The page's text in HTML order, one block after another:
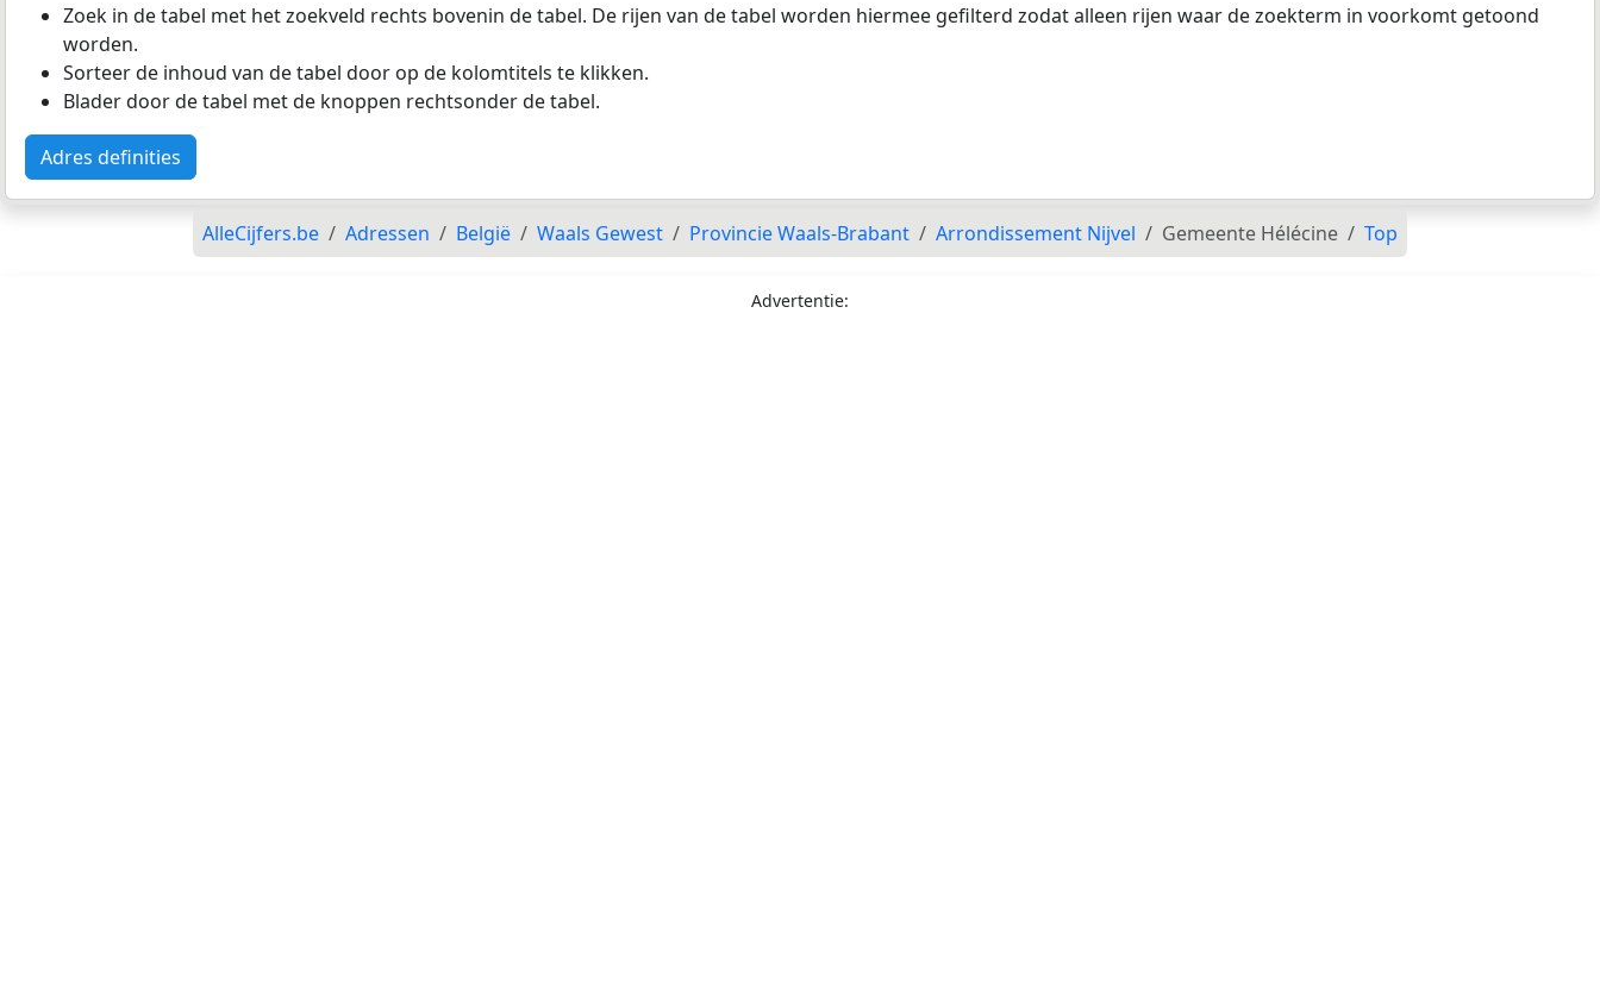
Zoek in de tabel met het zoekveld rechts bovenin de tabel. De rijen van de tabel worden hiermee gefilterd zodat alleen rijen waar de zoekterm in voorkomt getoond
worden.
Sorteer de inhoud van de tabel door op de kolomtitels te klikken.
Blader door de tabel met de knoppen rechtsonder de tabel.
Adres definities
AlleCijfers.be Adressen België Waals Gewest Provincie Waals-Brabant Arrondissement Nijvel Gemeente Hélécine Top
Advertentie: